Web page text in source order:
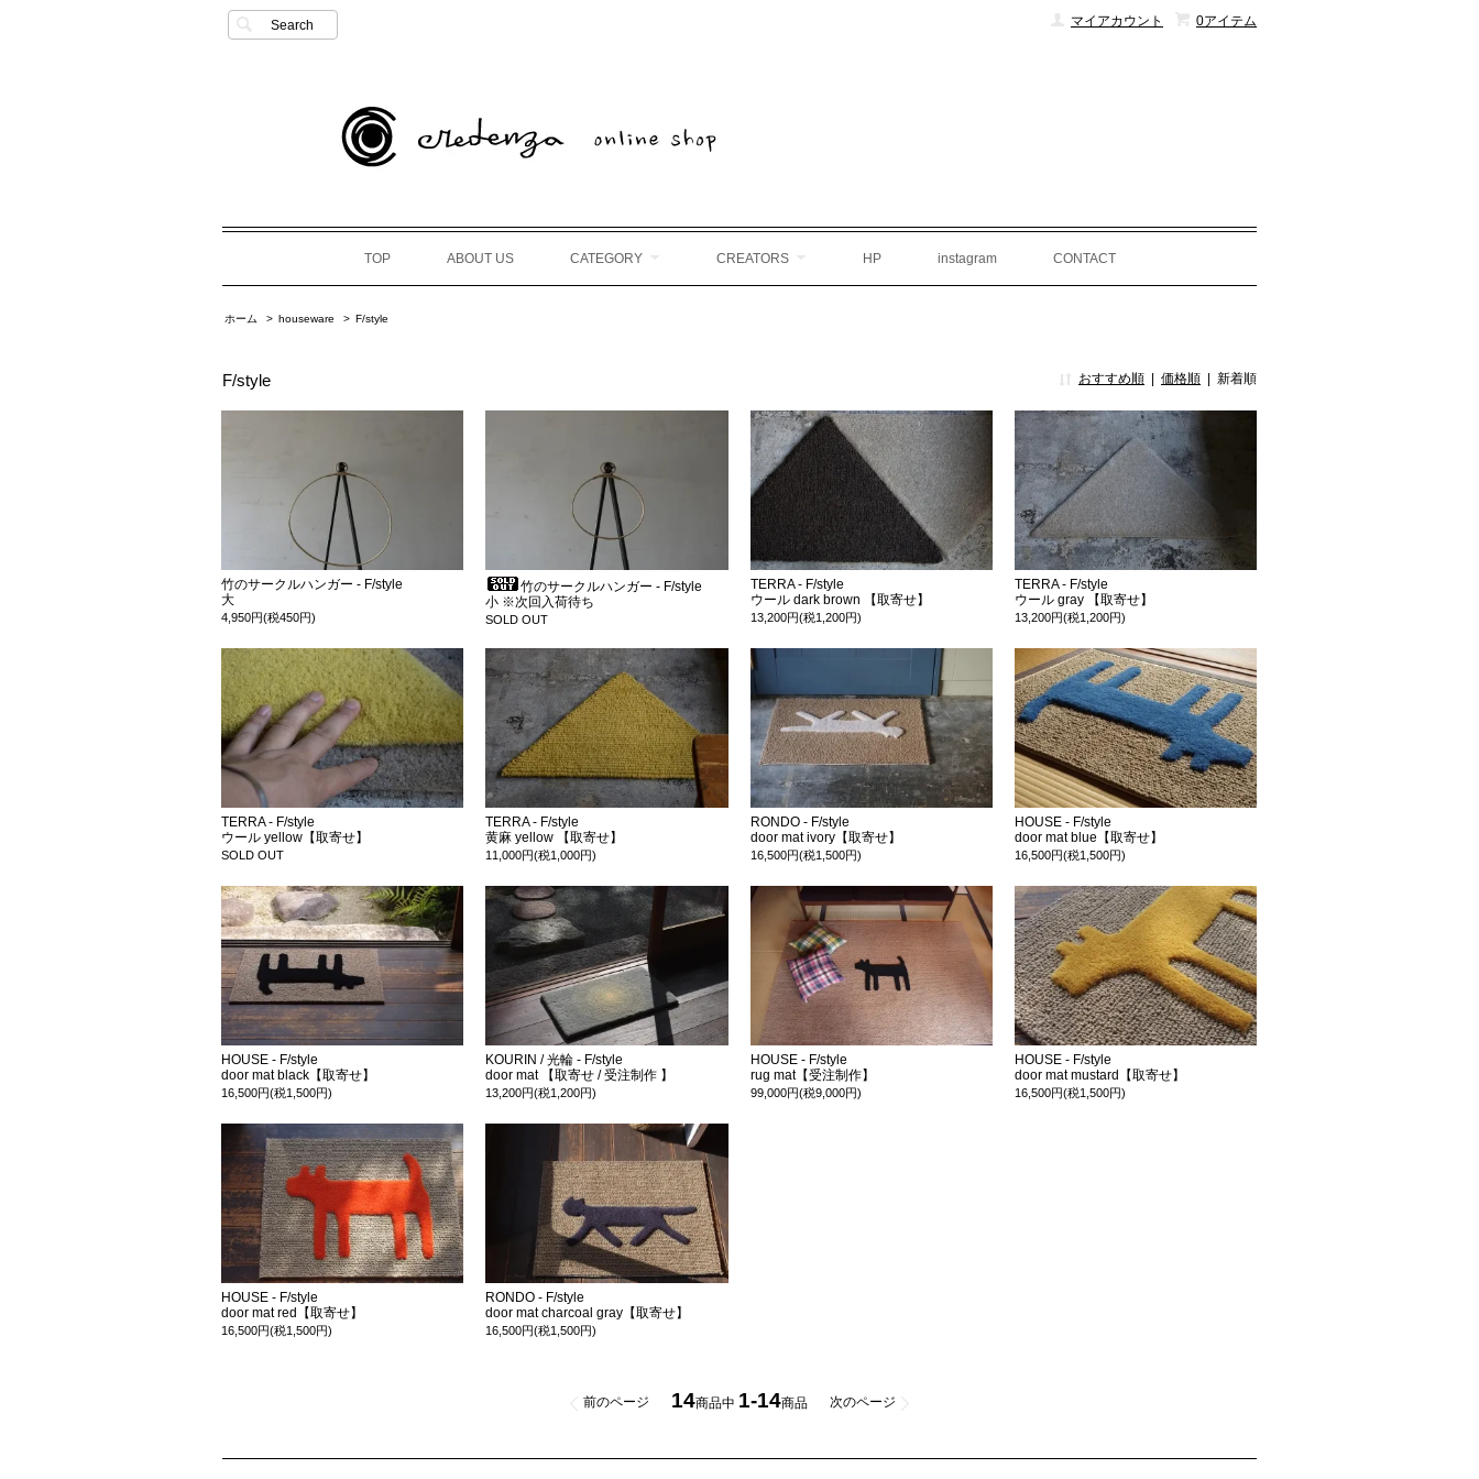
0アイテム
マイアカウント
Search
TOP ABOUT US CATEGORY CREATORS HP instagram CONTACT
ホーム > houseware > F/style
F/style おすすめ順 | 価格順 | 新着順
竹のサークルハンガー - F/style
大
4,950円(税450円)
竹のサークルハンガー - F/style
小 ※次回入荷待ち
SOLD OUT
TERRA - F/style
ウール dark brown 【取寄せ】
13,200円(税1,200円)
TERRA - F/style
ウール gray 【取寄せ】
13,200円(税1,200円)
TERRA - F/style
ウール yellow【取寄せ】
SOLD OUT
TERRA - F/style
黄麻 yellow 【取寄せ】
11,000円(税1,000円)
RONDO - F/style
door mat ivory【取寄せ】
16,500円(税1,500円)
HOUSE - F/style
door mat blue【取寄せ】
16,500円(税1,500円)
HOUSE - F/style
door mat black【取寄せ】
16,500円(税1,500円)
KOURIN / 光輪 - F/style
door mat 【取寄せ / 受注制作 】
13,200円(税1,200円)
HOUSE - F/style
rug mat【受注制作】
99,000円(税9,000円)
HOUSE - F/style
door mat mustard【取寄せ】
16,500円(税1,500円)
HOUSE - F/style
door mat red【取寄せ】
16,500円(税1,500円)
RONDO - F/style
door mat charcoal gray【取寄せ】
16,500円(税1,500円)
前のページ 14商品中 1-14商品 次のページ